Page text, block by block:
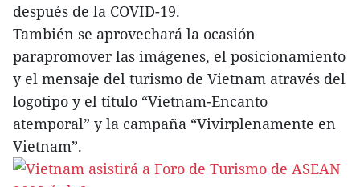
después de la COVID-19.
También se aprovechará la ocasión
parapromover las imágenes, el posicionamiento
y el mensaje del turismo de Vietnam através del
logotipo y el título “Vietnam-Encanto
atemporal” y la campaña “Vivirplenamente en
Vietnam”.